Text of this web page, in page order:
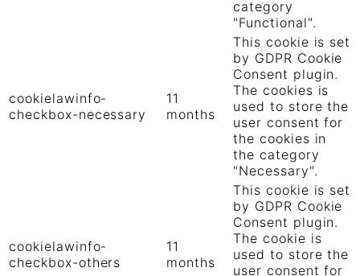
category
"Functional".
cookielawinfo-
checkbox-necessary
11
months
This cookie is set
by GDPR Cookie
Consent plugin.
The cookies is
used to store the
user consent for
the cookies in
the category
"Necessary".
cookielawinfo-
checkbox-others
11
months
This cookie is set
by GDPR Cookie
Consent plugin.
The cookie is
used to store the
user consent for